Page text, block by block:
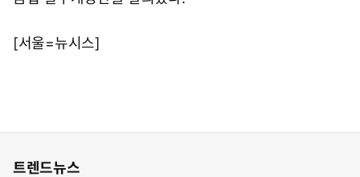
[서울=뉴시스]
트렌드뉴스